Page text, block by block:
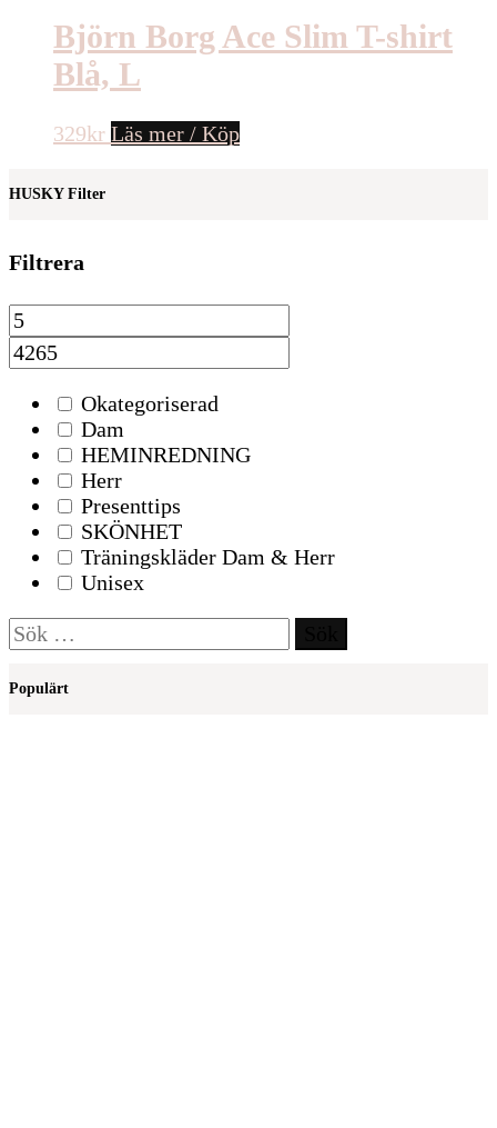
Björn Borg Ace Slim T-shirt
Blå, L
329kr Läs mer / Köp
HUSKY Filter
Filtrera
Okategoriserad
Dam
HEMINREDNING
Herr
Presenttips
SKÖNHET
Träningskläder Dam & Herr
Unisex
Sök
efter:
Populärt